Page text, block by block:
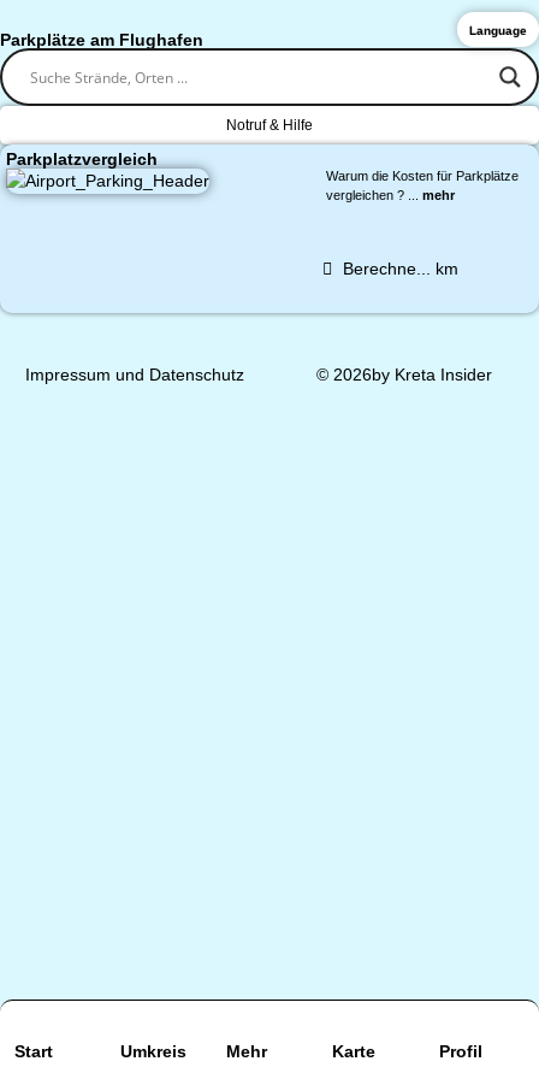
Parkplätze am Flughafen
Notruf & Hilfe
Parkplatzvergleich
Warum die Kosten für Parkplätze
vergleichen ? ... mehr
Berechne... km
Start Umkreis Mehr Karte Profil
Impressum und Datenschutz © 2026by Kreta Insider
Language